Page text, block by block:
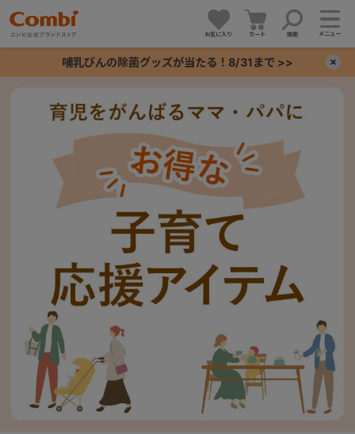
お気に入り カート 検索 メニュー
哺乳びんの除菌グッズが当たる！8/31まで >>